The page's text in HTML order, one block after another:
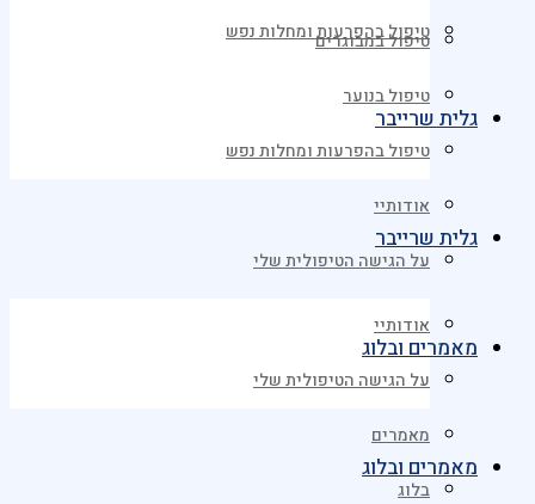
טיפול בהפרעות ומחלות נפש
גלית שרייבר
אודותיי
על הגישה הטיפולית שלי
מאמרים ובלוג
מאמרים
בלוג
טיפול במבוגרים
טיפול בנוער
טיפול בהפרעות ומחלות נפש
גלית שרייבר
אודותיי
על הגישה הטיפולית שלי
מאמרים ובלוג